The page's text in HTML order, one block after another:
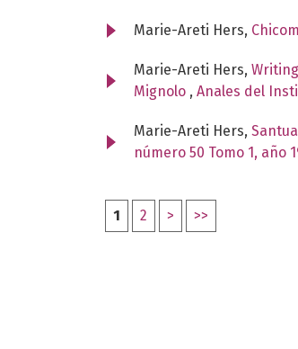
Marie-Areti Hers,
Marie-Areti Hers,
Mignolo , Anales del
Marie-Areti Hers,
número 50 Tomo 1, año
1 2 > >>